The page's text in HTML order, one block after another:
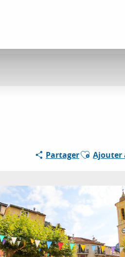
PartagerAjouter aux
Ajouter